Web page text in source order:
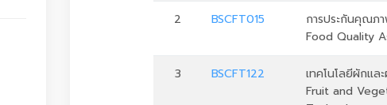
2 BSCFT015
การประกันคุณภ
Food Quality
3 BSCFT122
เทคโนโลยีผักแล
Fruit and